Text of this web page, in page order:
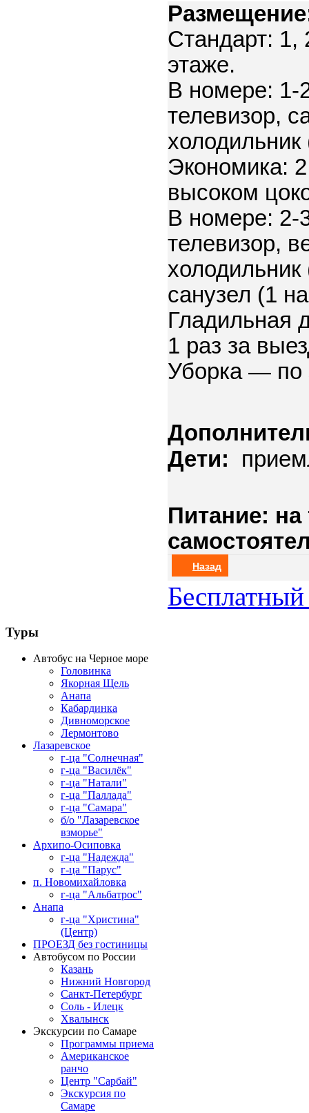
Стандарт: 1,
этаже.
В номере: 1-
телевизор,
Экономика:
высоком
В номере: 2-
телевизор,
санузел (1
Гладильная
1 раз за
Уборка — по
Дети:
Питание: на
Назад
Туры
Автобус на Черное море
Головинка
Якорная Щель
Анапа
Кабардинка
Дивноморское
Лермонтово
Лазаревское
г-ца "Солнечная"
г-ца "Василёк"
г-ца "Натали"
г-ца "Паллада"
г-ца "Самара"
б/о "Лазаревское
взморье"
Архипо-Осиповка
г-ца "Надежда"
г-ца "Парус"
п. Новомихайловка
г-ца "Альбатрос"
Анапа
г-ца "Христина"
(Центр)
ПРОЕЗД без гостиницы
Автобусом по России
Казань
Нижний Новгород
Санкт-Петербург
Соль - Илецк
Хвалынск
Экскурсии по Самаре
Программы приема
Американское
ранчо
Центр "Сарбай"
Экскурсия по
Самаре